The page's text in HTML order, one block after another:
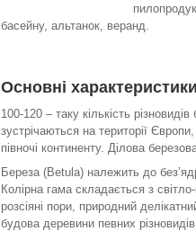
басейну, альтанок, веранд.
Основні
100-120 – таку кількість
зустрічаються на території
півночі континенту. Ділова
Береза ​​(Betula) належить до
Колірна гама складається з
розсіяні пори, природний
будова деревини певних